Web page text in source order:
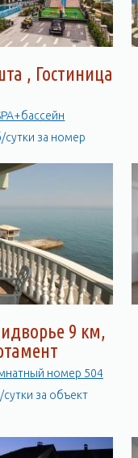
, Гостиница
сутки за номер
9 км,
номер 504
за объект